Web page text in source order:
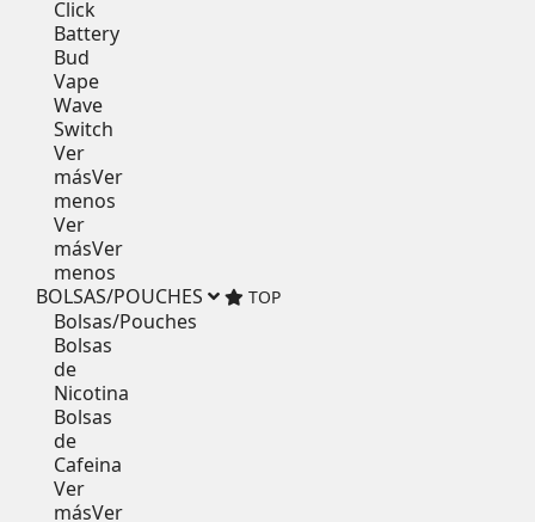
Click
Battery
Bud
Vape
Wave
Switch
Ver
másVer
menos
Ver
másVer
menos
BOLSAS/POUCHES TOP
Bolsas/Pouches
Bolsas
de
Nicotina
Bolsas
de
Cafeina
Ver
másVer